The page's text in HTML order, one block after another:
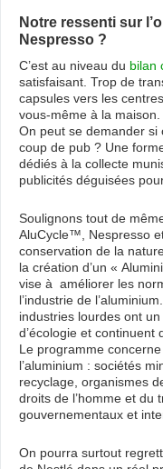
Notre ressenti sur
Nespresso ?
C’est au niveau du bilan
satisfaisant. Trop de
capsules vers les
vous-même à la maison.
On peut se demander si
coup de pub ? Une
dédiés à la collecte
publicités déguisées
Soulignons tout de
AluCycle™, Nespresso et
conservation de la
la création d’un «
vise à améliorer les
l’industrie de
industries lourdes ont
d’écologie et continuent
Le programme
l’aluminium : sociétés
recyclage, organismes
droits de l’homme et du
gouvernementaux et
On pourra surtout